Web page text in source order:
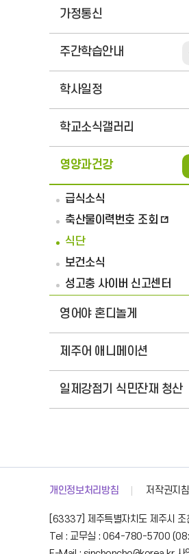
가정통신
주간학습안내
학사일정
학교소식갤러리
영양과건강
급식소식
축산물이력번호 조회
식단
보건소식
성고충 사이버 신고센터
영어야 혼디놀게
제주어 애니메이션
일제강점기 식민잔재 청산
개인정보처리방침 저작권지
[63337] 제주특별자치도 제주시
Tel : 교무실 : 064-780-5700